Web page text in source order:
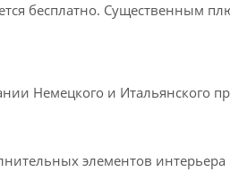
бесплатно. Существенным
Немецкого и Итальянского
элементов